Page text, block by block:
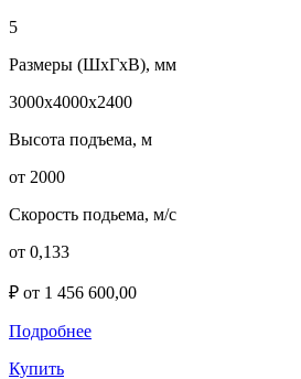
5
Размеры (ШхГхВ), мм
3000х4000х2400
Высота подъема, м
от 2000
Скорость подьема, м/с
от 0,133
₽ от 1 456 600,00
Подробнее
Купить